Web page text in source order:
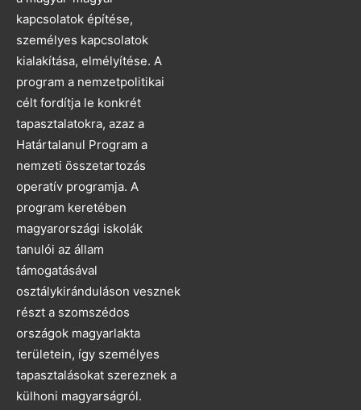
kapcsolatok építése,
személyes kapcsolatok
kialakítása, elmélyítése. A
program a nemzetpolitikai
célt fordítja le konkrét
tapasztalatokra, azaz a
Határtalanul Program a
nemzeti összetartozás
operatív programja. A
program keretében
magyarországi iskolák
tanulói az állam
támogatásával
osztálykiránduláson vesznek
részt a szomszédos
országok magyarlakta
területein, így személyes
tapasztalásokat szereznek a
külhoni magyarságról.